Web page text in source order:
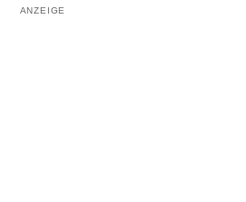
ANZEIGE